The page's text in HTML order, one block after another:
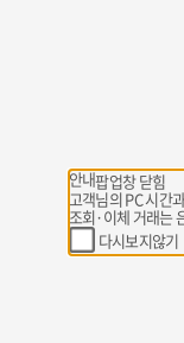
안내팝업창 닫힘
고객님의 PC 시간
조회·이체 거래는
다시보지않기